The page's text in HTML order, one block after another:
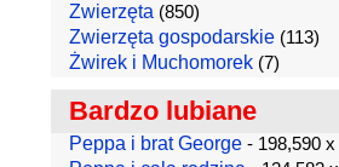
Zwierzęta (850)
Zwierzęta gospodarskie(113)
Żwirek i Muchomorek(7)
Bardzo lubiane
Peppa i brat George- 198,590 x